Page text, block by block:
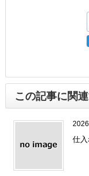
この記事に関
仕